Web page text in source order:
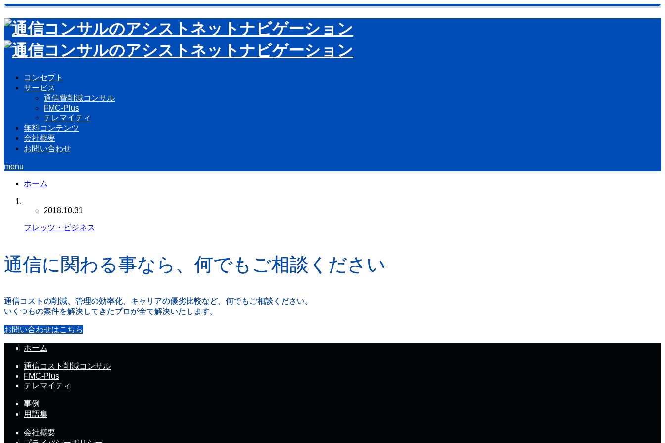
コンセプト
サービス
通信費削減コンサル
FMC-Plus
テレマイティ
無料コンテンツ
会社概要
お問い合わせ
menu
ホーム
2018.10.31
フレッツ・ビジネス
通信に関わる事なら、何でもご相談ください
通信コストの削減、管理の効率化、キャリアの優劣比較など、何でもご相談ください。
いくつもの案件を解決してきたプロが全て解決いたします。
お問い合わせはこちら
ホーム
通信コスト削減コンサル
FMC-Plus
テレマイティ
事例
用語集
会社概要